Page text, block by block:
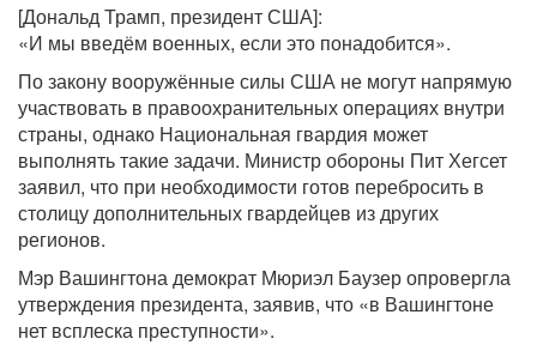
[Дональд Трамп, президент США]:
«И мы введём военных, если это понадобится».
По закону вооружённые силы США не могут напрямую
участвовать в правоохранительных операциях внутри
страны, однако Национальная гвардия может
выполнять такие задачи. Министр обороны Пит Хегсет
заявил, что при необходимости готов перебросить в
столицу дополнительных гвардейцев из других
регионов.
Мэр Вашингтона демократ Мюриэл Баузер опровергла
утверждения президента, заявив, что «в Вашингтоне
нет всплеска преступности».